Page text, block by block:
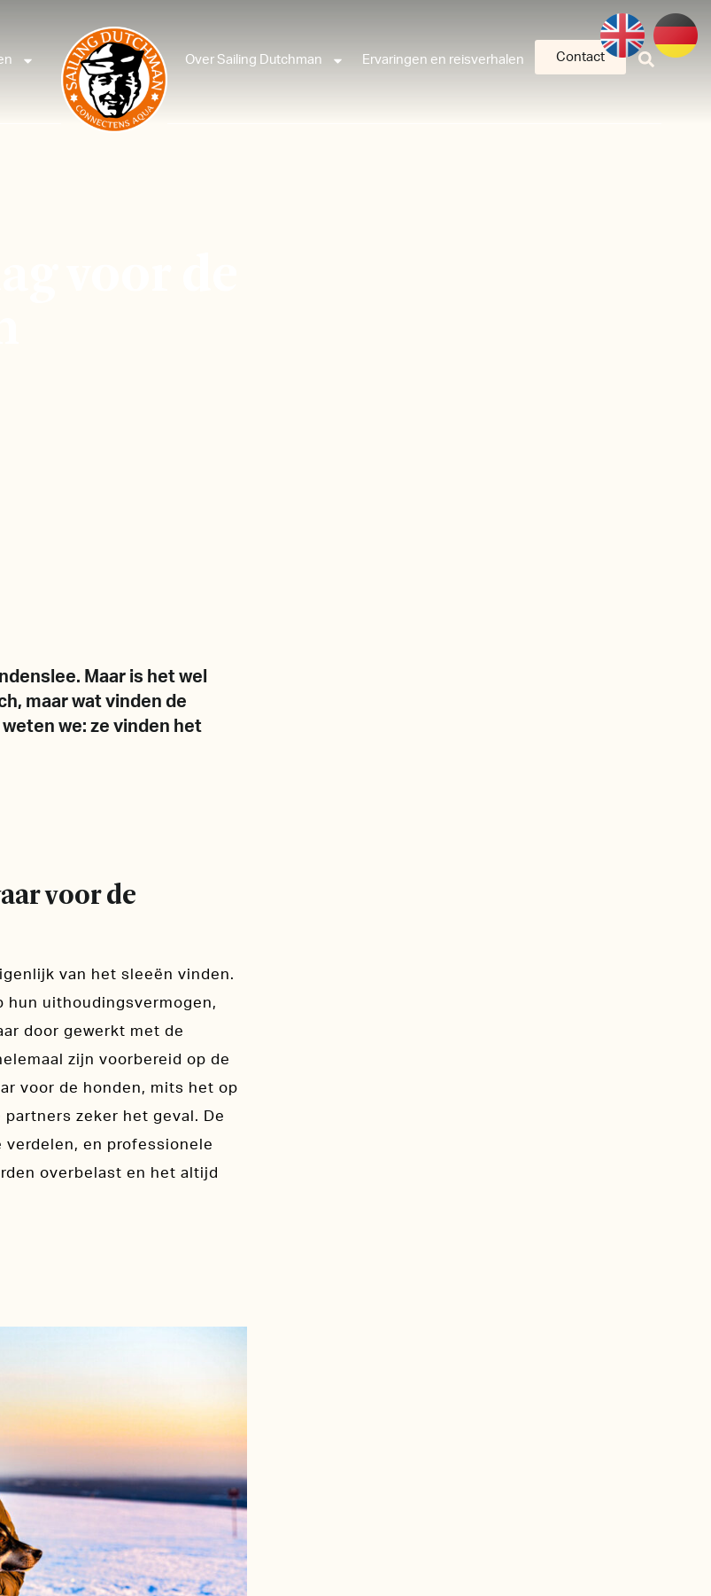
Over Sailing Dutchman Ervaringen en reisverhalen Contact
Maar is het wel
maar wat vinden de
we: ze vinden het
voor de
van het sleeën vinden.
hun uithoudingsvermogen,
door gewerkt met de
zijn voorbereid op de
voor de honden, mits het op
zeker het geval. De
en professionele
overbelast en het altijd